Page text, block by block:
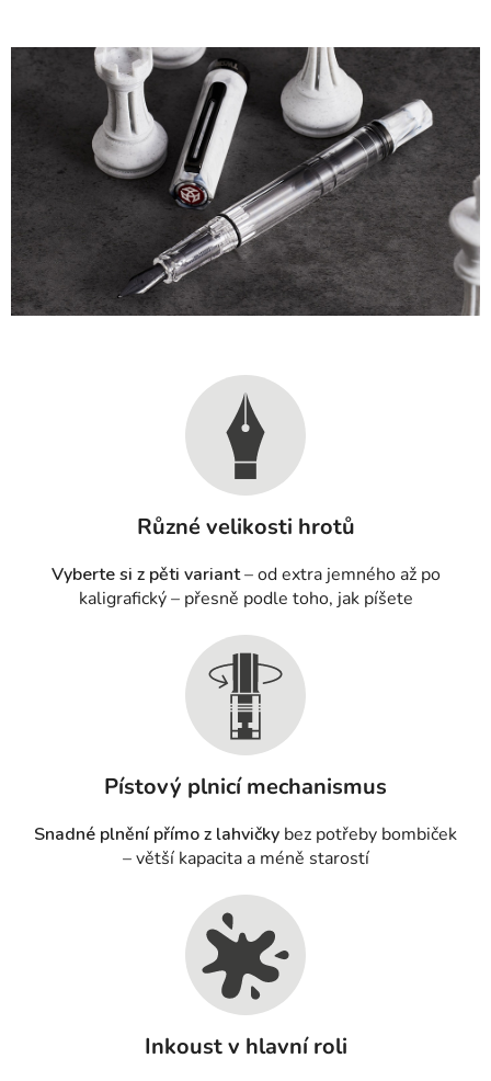
Různé velikosti hrotů
Vyberte si z pěti variant– od extra jemného až po
kaligrafický – přesně podle toho, jak píšete
Pístový plnicí mechanismus
Snadné plnění přímo z lahvičky bez potřeby bombiček
– větší kapacita a méně starostí
Inkoust v hlavní roli